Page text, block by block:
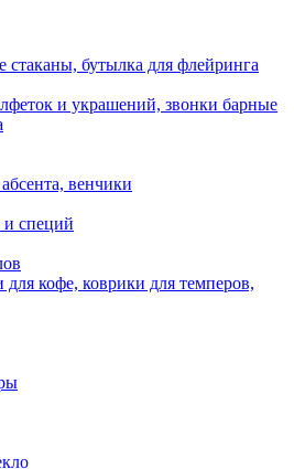
бутылка для флейринга
и украшений, звонки барные
венчики
и специй
кофе, коврики для темперов,